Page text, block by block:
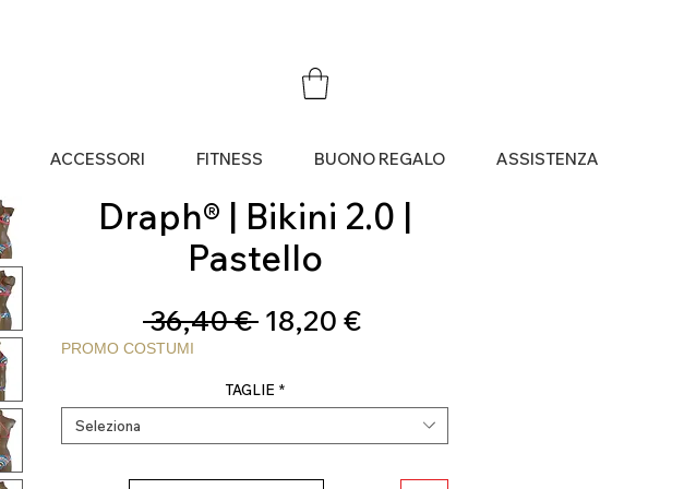
ACCESSORI FITNESS BUONO REGALO ASSISTENZA
Draph® | Bikini 2.0 |
Pastello
36,40 € Prezzo
18,20 €Prezzo
PROMO COSTUMI
TAGLIE *
Seleziona